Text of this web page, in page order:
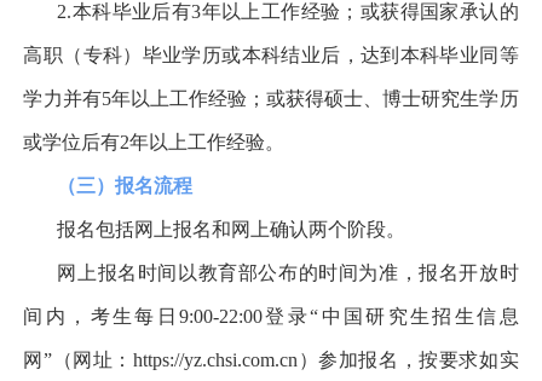
2.本科毕业后有3年以上工作经验；或获得国家承认的
高职（专科）毕业学历或本科结业后，达到本科毕业同等
学力并有5年以上工作经验；或获得硕士、博士研究生学历
或学位后有2年以上工作经验。
（三）报名流程
报名包括网上报名和网上确认两个阶段。
网上报名时间以教育部公布的时间为准，报名开放时
间内，考生每日9:00-22:00登录“ 中国研究生招生信息
网” （网址：https://yz.chsi.com.cn ）参加报名，按要求如实